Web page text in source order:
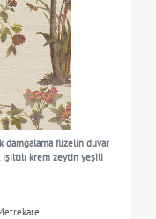
damgalama flizelin duvar
krem zeytin yeşili